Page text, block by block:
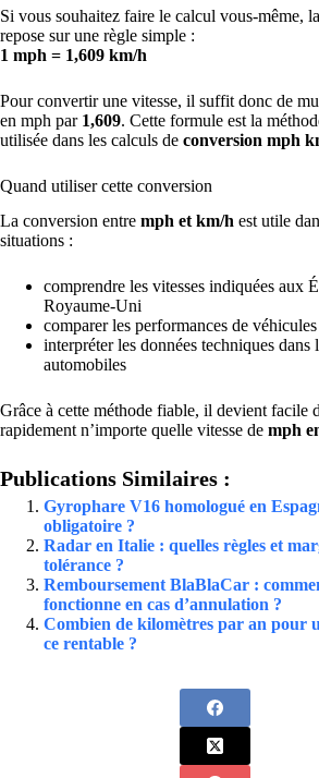
Si vous souhaitez faire le calcul vous-même,
repose sur une règle simple :
1 mph = 1,609 km/h
Pour convertir une vitesse, il suffit donc de
en mph par 1,609. Cette formule est la
utilisée dans les calculs de conversion mph
Quand utiliser cette conversion
La conversion entre mph et km/h est utile
situations :
comprendre les vitesses indiquées aux
Royaume-Uni
comparer les performances de véhicules
interpréter les données techniques dans
automobiles
Grâce à cette méthode fiable, il devient facile
rapidement n’importe quelle vitesse de mph
Publications Similaires :
Gyrophare V16 homologué en
obligatoire ?
Radar en Italie : quelles règles et
tolérance ?
Remboursement BlaBlaCar :
fonctionne en cas d’annulation ?
Combien de kilomètres par an pour
ce rentable ?